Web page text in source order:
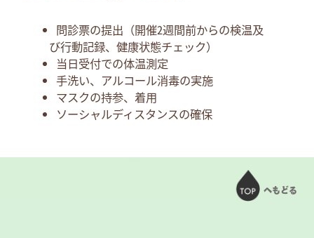
問診票の提出（開催2週間前からの検温及
び行動記録、健康状態チェック）
当日受付での体温測定
手洗い、アルコール消毒の実施
マスクの持参、着用
ソーシャルディスタンスの確保